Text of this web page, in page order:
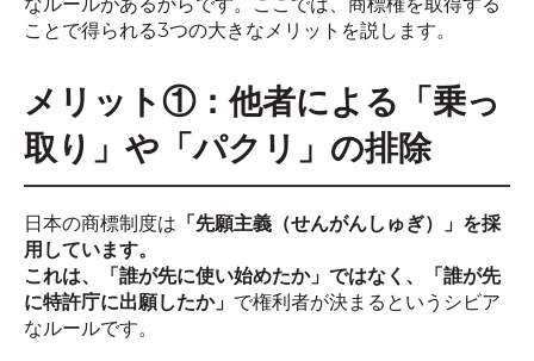
ことで得られる3つの大きなメリットを説します。
メリット①：他者による「乗っ
取り」や「パクリ」の排除
日本の商標制度は 「先願主義（せんがんしゅぎ）」を採
用しています。
これは、「誰が先に使い始めたか」ではなく、「誰が先
に特許庁に出願したか」 で権利者が決まるというシビア
なルールです。